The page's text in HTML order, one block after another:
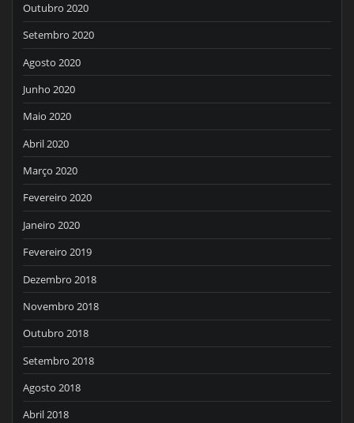
Outubro 2020
Setembro 2020
Agosto 2020
Junho 2020
Maio 2020
Abril 2020
Março 2020
Fevereiro 2020
Janeiro 2020
Fevereiro 2019
Dezembro 2018
Novembro 2018
Outubro 2018
Setembro 2018
Agosto 2018
Abril 2018